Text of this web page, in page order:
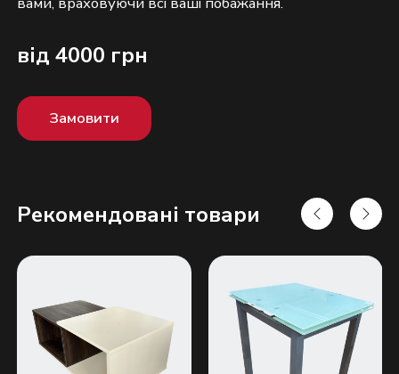
від 4000 грн
Замовити
Рекомендовані товари
Надіслати